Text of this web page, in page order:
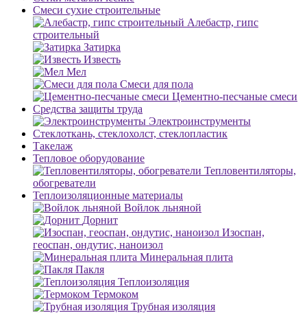
Смеси сухие строительные
Алебастр, гипс
строительный
Затирка
Известь
Мел
Смеси для пола
Цементно-песчаные смеси
Средства защиты труда
Электроинструменты
Стеклоткань, стеклохолст, стеклопластик
Такелаж
Тепловое оборудование
Тепловентиляторы,
обогреватели
Теплоизоляционные материалы
Войлок льняной
Дорнит
Изоспан,
геоспан, ондутис, наноизол
Минеральная плита
Пакля
Теплоизоляция
Термоком
Трубная изоляция